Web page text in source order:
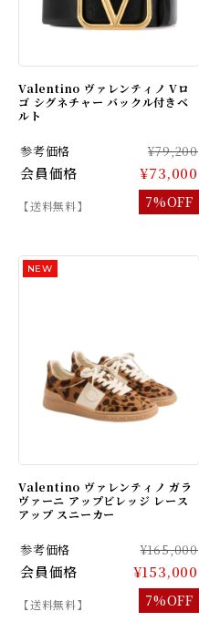
Valentino ヴァレンティノ Vロ
ゴ シグネチャー バックル付きベ
ルト
参考価格 ¥79,200
会員価格 ¥73,000
【送料無料】 7%OFF
Valentino ヴァレンティノ ガラ
ヴァーニ アップビレッジ レース
アップ スニーカー
参考価格 ¥165,000
会員価格 ¥153,000
【送料無料】 7%OFF